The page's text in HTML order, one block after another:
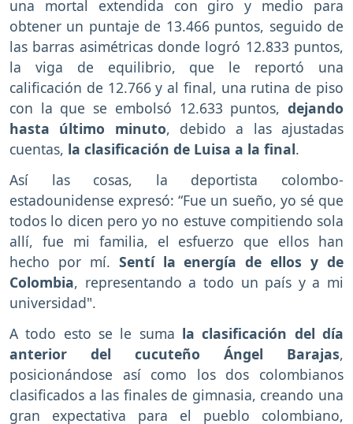
una mortal extendida con giro y medio para
obtener un puntaje de 13.466 puntos, seguido de
las barras asimétricas donde logró 12.833 puntos,
la viga de equilibrio, que le reportó una
calificación de 12.766 y al final, una rutina de piso
con la que se embolsó 12.633 puntos, dejando
hasta último minuto, debido a las ajustadas
cuentas, la clasificación de Luisa a la final.
Así las cosas, la deportista colombo-
estadounidense expresó: “Fue un sueño, yo sé que
todos lo dicen pero yo no estuve compitiendo sola
allí, fue mi familia, el esfuerzo que ellos han
hecho por mí. Sentí la energía de ellos y de
Colombia, representando a todo un país y a mi
universidad".
A todo esto se le suma la clasificación del día
anterior del cucuteño Ángel Barajas,
posicionándose así como los dos colombianos
clasificados a las finales de gimnasia, creando una
gran expectativa para el pueblo colombiano,